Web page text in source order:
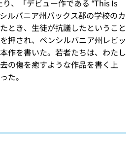
、「デビュー作である “This Is
ルバニア州バックス郡の学校のカ
とき、生徒が抗議したということ
押され、ペンシルバニア州レビッ
作を書いた。若者たちは、わたし
の傷を癒すような作品を書く上
た。